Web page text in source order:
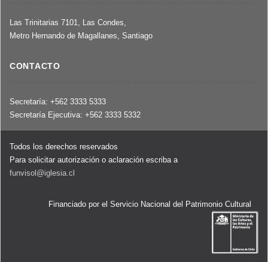
Las Trinitarias 7101, Las Condes,
Metro Hernando de Magallanes, Santiago
CONTACTO
Secretaría: +562 3333 5333
Secretaría Ejecutiva: +562 3333 5332
Todos los derechos reservados
Para solicitar autorización o aclaración escriba a
funvisol@iglesia.cl
Financiado por el Servicio Nacional del Patrimonio Cultural